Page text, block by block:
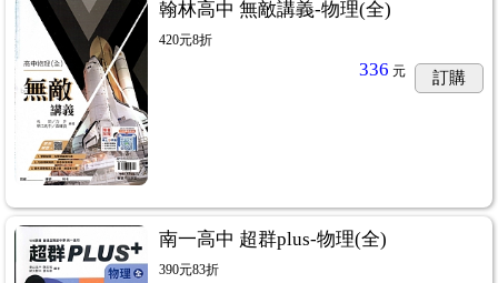
翰林高中 無敵講義-物理(全)
420元8折
336 元 訂購
南一高中 超群plus-物理(全)
390元83折